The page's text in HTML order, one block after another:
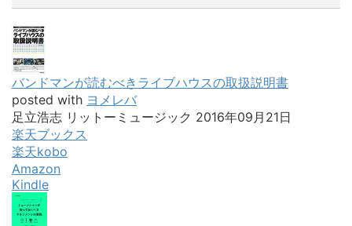
担い、みずからもメンバーとして
参加しているStrawberry Under
World。千聖は ...
「KHRYST＋と遊ぼうぜ!! ...
バンドマンが読むべきライブハウスの取扱説明書
posted with ヨメレバ
足立浩志 リットーミュージック 2016年09月21日
楽天ブックス
楽天kobo
Amazon
Kindle